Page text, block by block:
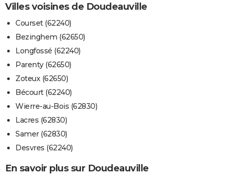
Villes voisines de Doudeauville
Courset (62240)
Bezinghem (62650)
Longfossé (62240)
Parenty (62650)
Zoteux (62650)
Bécourt (62240)
Wierre-au-Bois (62830)
Lacres (62830)
Samer (62830)
Desvres (62240)
En savoir plus sur Doudeauville